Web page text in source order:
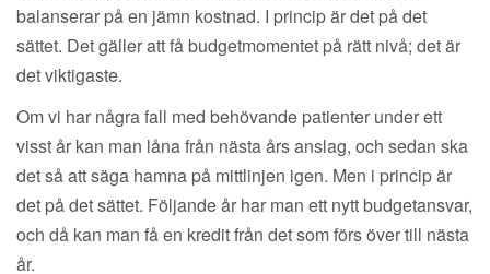
balanserar på en jämn kostnad. I princip är det på det
sättet. Det gäller att få budgetmomentet på rätt nivå; det är
det viktigaste.
Om vi har några fall med behövande patienter under ett
visst år kan man låna från nästa års anslag, och sedan ska
det så att säga hamna på mittlinjen igen. Men i princip är
det på det sättet. Följande år har man ett nytt budgetansvar,
och då kan man få en kredit från det som förs över till nästa
år.